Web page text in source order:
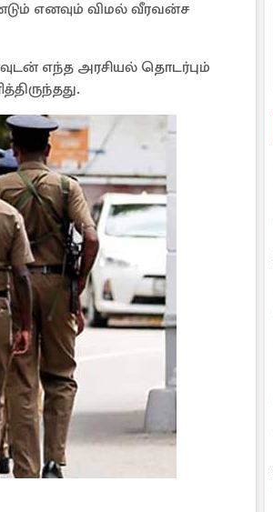
எனவும் விமல் வீரவன்ச
எந்த அரசியல் தொடர்பும்